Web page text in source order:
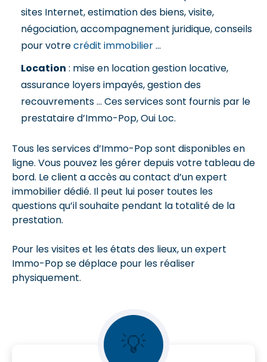
sites Internet, estimation des biens, visite,
négociation, accompagnement juridique, conseils
pour votrecrédit immobilier…
Location : mise en location gestion locative,
assurance loyers impayés, gestion des
recouvrements … Ces services sont fournis par le
prestataire d’Immo-Pop, Oui Loc.
Tous les services d’Immo-Pop sont disponibles en
ligne. Vous pouvez les gérer depuis votre tableau de
bord. Le client a accès au contact d’un expert
immobilier dédié. Il peut lui poser toutes les
questions qu’il souhaite pendant la totalité de la
prestation.
Pour les visites et les états des lieux, un expert
Immo-Pop se déplace pour les réaliser
physiquement.
💡